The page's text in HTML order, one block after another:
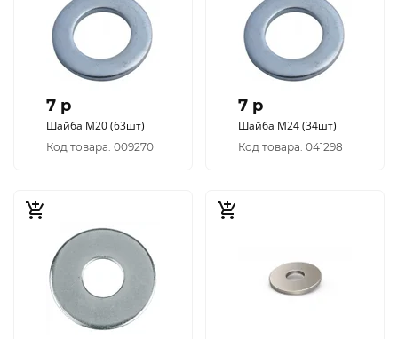
7 p
Шайба М20 (63шт)
Код товара: 009270
7 p
Шайба М24 (34шт)
Код товара: 041298